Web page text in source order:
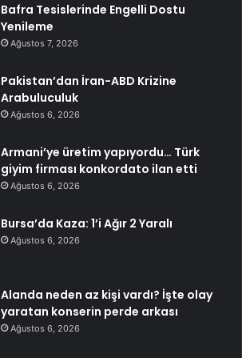
Bafra Tesislerinde Engelli Dostu
Yenileme
Ağustos 7, 2026
Pakistan’dan İran-ABD Krizine
Arabuluculuk
Ağustos 6, 2026
Armani’ye üretim yapıyordu… Türk
giyim firması konkordato ilan etti
Ağustos 6, 2026
Bursa’da Kaza: 1’i Ağır 2 Yaralı
Ağustos 6, 2026
Alanda neden az kişi vardı? İşte olay
yaratan konserin perde arkası
Ağustos 6, 2026